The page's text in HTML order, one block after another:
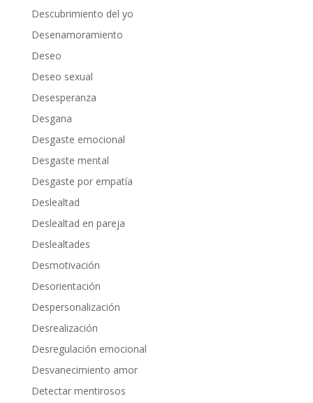
Descubrimiento del yo
Desenamoramiento
Deseo
Deseo sexual
Desesperanza
Desgana
Desgaste emocional
Desgaste mental
Desgaste por empatía
Deslealtad
Deslealtad en pareja
Deslealtades
Desmotivación
Desorientación
Despersonalización
Desrealización
Desregulación emocional
Desvanecimiento amor
Detectar mentirosos